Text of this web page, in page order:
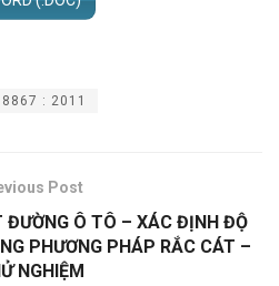
8867 : 2011
Post
Ô TÔ – XÁC ĐỊNH ĐỘ
PHƯƠNG PHÁP RẮC CÁT –
NGHIỆM